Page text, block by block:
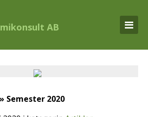
AB
» Semester 2020